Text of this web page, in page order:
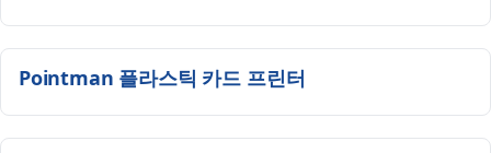
Pointman 플라스틱 카드 프린터